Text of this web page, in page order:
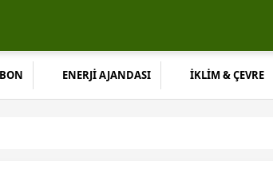
ENERJİ AJANDASI İKLİM & ÇEVRE